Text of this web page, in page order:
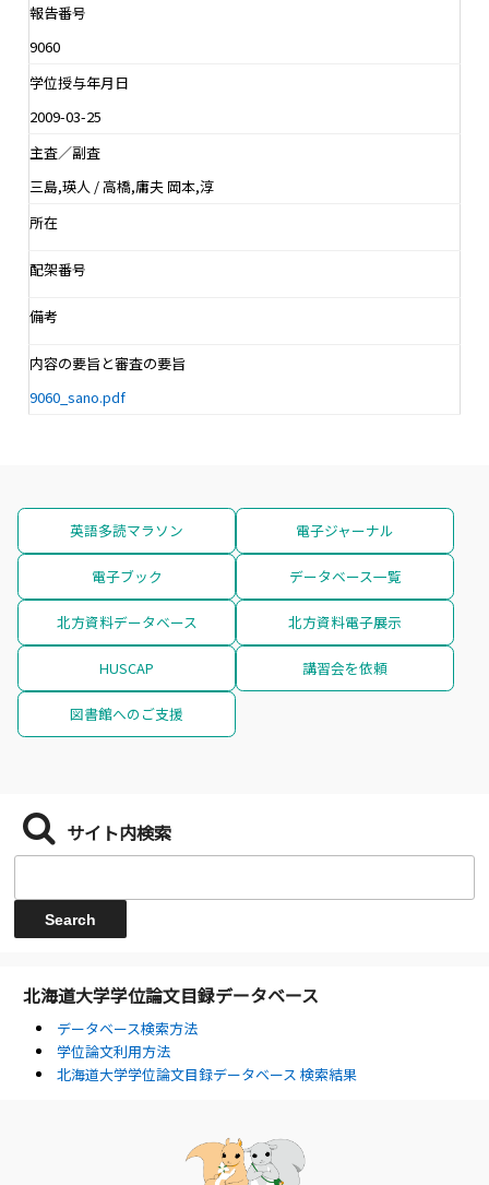
報告番号
9060
学位授与年月日
2009-03-25
主査／副査
三島,瑛人 / 高橋,庸夫 岡本,淳
所在
配架番号
備考
内容の要旨と審査の要旨
9060_sano.pdf
英語多読マラソン 電子ジャーナル
電子ブック データベース一覧
北方資料データベース 北方資料電子展示
HUSCAP 講習会を依頼
図書館へのご支援
サイト内検索
北海道大学学位論文目録データベース
データベース検索方法
学位論文利用方法
北海道大学学位論文目録データベース 検索結果